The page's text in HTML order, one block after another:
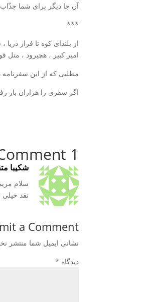
آن جا دیگر برای شما
***
از بلندای کوه تا فراز
امیر کبیر ، هچیرود ، متل
مطلبی که از این
اگر سفری را هزاران بار
1 Comment
شكیبا
سلام
نقد
a Comment
نشانی ایمیل شما منتشر
دیدگاه *